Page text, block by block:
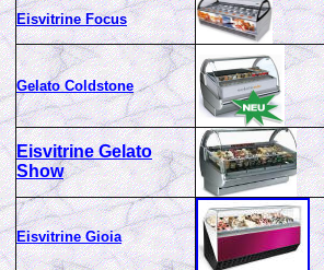
Eisvitrine Focus
Gelato Coldstone
Eisvitrine Gelato
Show
Eisvitrine Gioia